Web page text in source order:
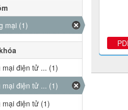
mại (1)
mại điện tử ... (1)
mại điện tử ... (1)
mại điện tử (1)